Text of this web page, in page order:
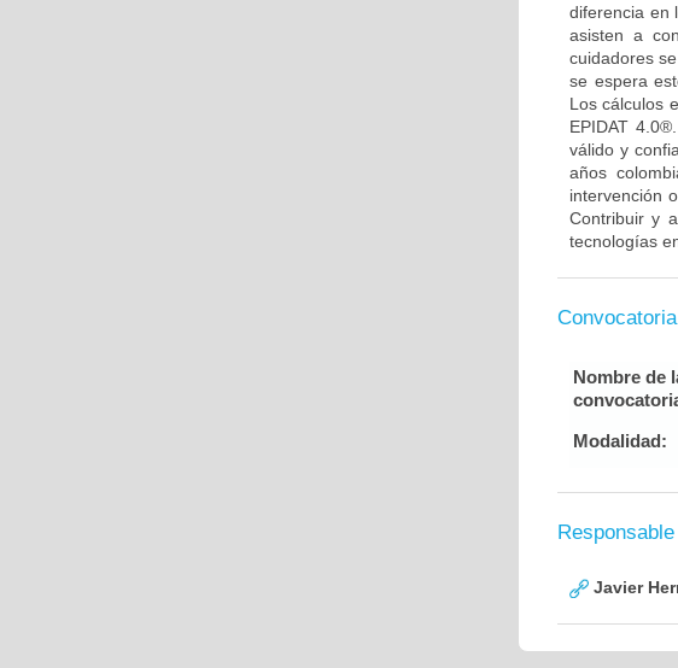
diferencia en
asisten a
cuidadores
se espera
Los cálculos
EPIDAT
válido y
años
intervención
Contribuir y
tecnologías
Convocatoria
Nombre de
Modalidad:
Responsable
Javier